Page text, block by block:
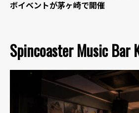
ボイベントが茅ヶ崎で開催
Spincoaster Music Bar